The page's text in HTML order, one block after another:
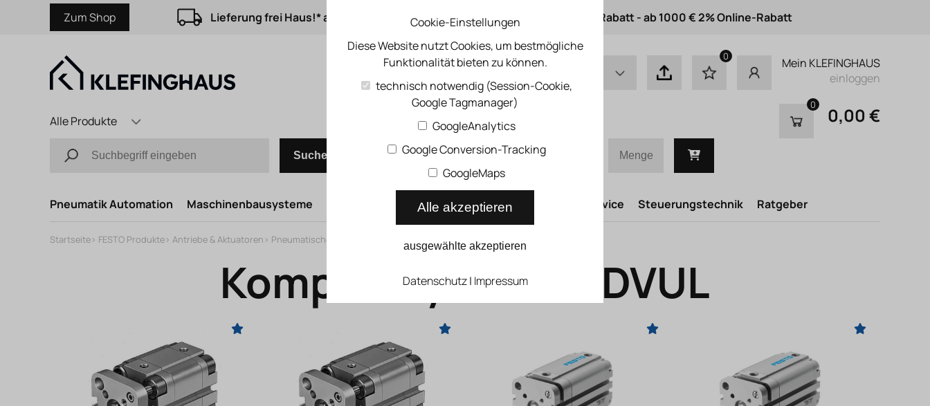
Zum Shop Lieferung frei Haus!* ab 50 € Auftragswert ab 500 € 1% Online-Rabatt - ab 1000 € 2% Online-Rabatt
0
Mein KLEFINGHAUS
einloggen
Alle Produkte
Suchen
Schnellbestellung
0 0,00 €
Pneumatik Automation Maschinenbausysteme Druckluftsysteme Kompressoren Service Steuerungstechnik Ratgeber
Startseite> FESTO Produkte> Antriebe & Aktuatoren > Pneumatische Zylinder Kompaktzylinder ADVUL
Kompaktzylinder ADVUL
Cookie-Einstellungen
Diese Website nutzt Cookies, um bestmögliche
Funktionalität bieten zu können.
technisch notwendig (Session-Cookie,
Google Tagmanager)
GoogleAnalytics
Google Conversion-Tracking
GoogleMaps
Alle akzeptieren
ausgewählte akzeptieren
Datenschutz| Impressum